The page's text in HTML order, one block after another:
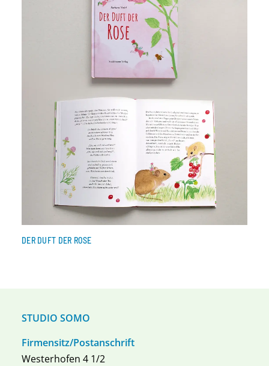
DER DUFT DER ROSE
STUDIO SOMO
Firmensitz/Postanschrift
Westerhofen 4 1/2